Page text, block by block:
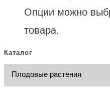
Опции можно
товара.
Каталог
Плодовые растения